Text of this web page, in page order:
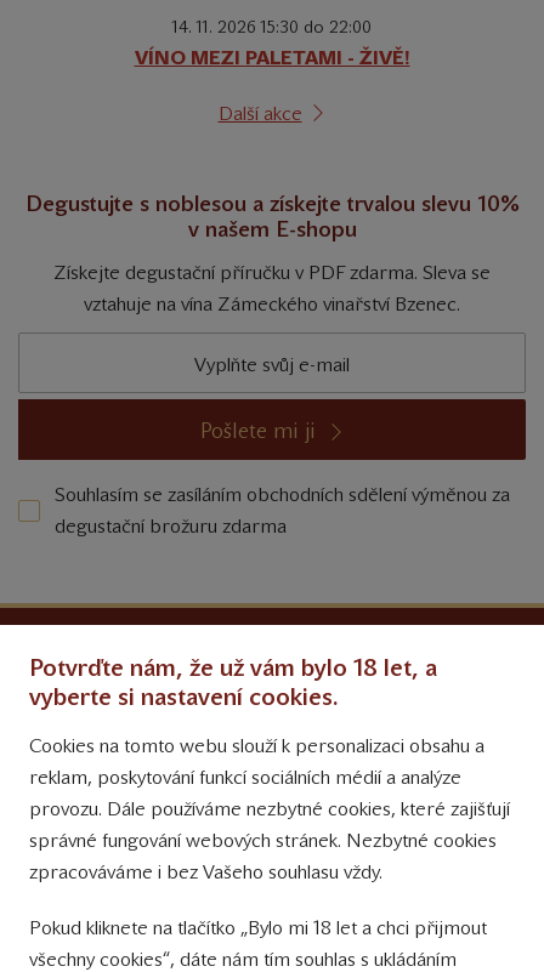
14. 11. 2026 15:30 do 22:00
VÍNO MEZI PALETAMI - ŽIVĚ!
Další akce
Degustujte s noblesou a získejte trvalou slevu 10%
v našem E-shopu
Získejte degustační příručku v PDF zdarma. Sleva se
vztahuje na vína Zámeckého vinařství Bzenec.
Pošlete mi ji
Souhlasím se zasíláním obchodních sdělení výměnou za
degustační brožuru zdarma
Obchodní podmínky
Přinášíme vám týdně
tipy na Facebooku
Sledujte nás
na Instagramu
Sledujte náš
YouTube kanál
Potvrďte nám, že už vám bylo 18 let, a
vyberte si nastavení cookies.
Cookies na tomto webu slouží k personalizaci obsahu a
reklam, poskytování funkcí sociálních médií a analýze
provozu. Dále používáme nezbytné cookies, které zajišťují
správné fungování webových stránek. Nezbytné cookies
zpracováváme i bez Vašeho souhlasu vždy.
Pokud kliknete na tlačítko „Bylo mi 18 let a chci přijmout
všechny cookies“, dáte nám tím souhlas s ukládáním